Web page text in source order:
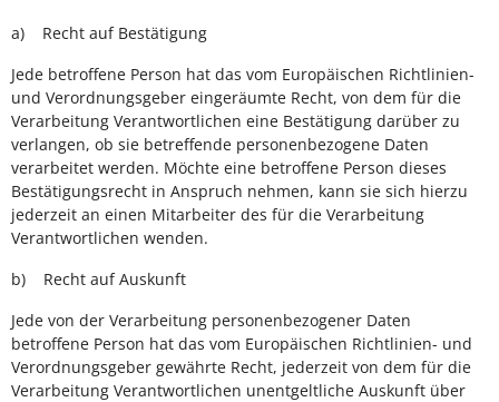
a) Recht auf Bestätigung
Jede betroffene Person hat das vom Europäischen Richtlinien-
und Verordnungsgeber eingeräumte Recht, von dem für die
Verarbeitung Verantwortlichen eine Bestätigung darüber zu
verlangen, ob sie betreffende personenbezogene Daten
verarbeitet werden. Möchte eine betroffene Person dieses
Bestätigungsrecht in Anspruch nehmen, kann sie sich hierzu
jederzeit an einen Mitarbeiter des für die Verarbeitung
Verantwortlichen wenden.
b) Recht auf Auskunft
Jede von der Verarbeitung personenbezogener Daten
betroffene Person hat das vom Europäischen Richtlinien- und
Verordnungsgeber gewährte Recht, jederzeit von dem für die
Verarbeitung Verantwortlichen unentgeltliche Auskunft über